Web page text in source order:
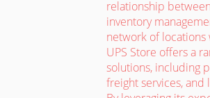
relationship
inventory
network of locations
UPS Store offers a
solutions, including
freight services, and